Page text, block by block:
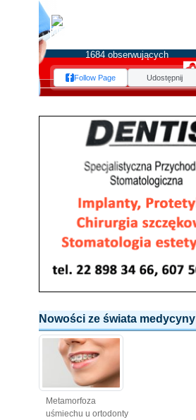
1684 obserwujących
Follow Page Udostępnij
Nowości ze świata medycyny
Metamorfoza
uśmiechu u ortodonty